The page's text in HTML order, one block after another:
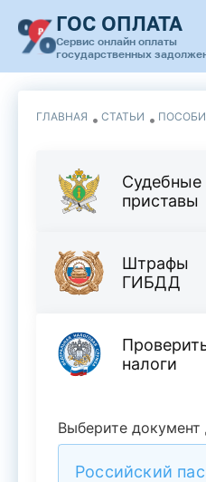
ГОС ОПЛАТА
Сервис онлайн оплаты
государственных
ГЛАВНАЯ СТАТЬИ
Судебные
приставы
Штрафы
ГИБДД
налоги
Выберите документ
Российский